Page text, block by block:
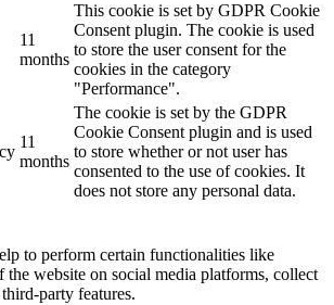
11
months
This cookie is set by GDPR Cookie
Consent plugin. The cookie is used
to store the user consent for the
cookies in the category
"Performance".
11
months
The cookie is set by the GDPR
Cookie Consent plugin and is used
to store whether or not user has
consented to the use of cookies. It
does not store any personal data.
to perform certain functionalities like
the website on social media platforms, collect
party features.